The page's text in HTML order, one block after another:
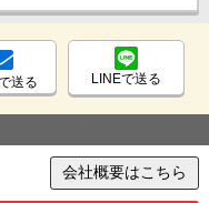
送る LINEで送る
会社概要はこちら